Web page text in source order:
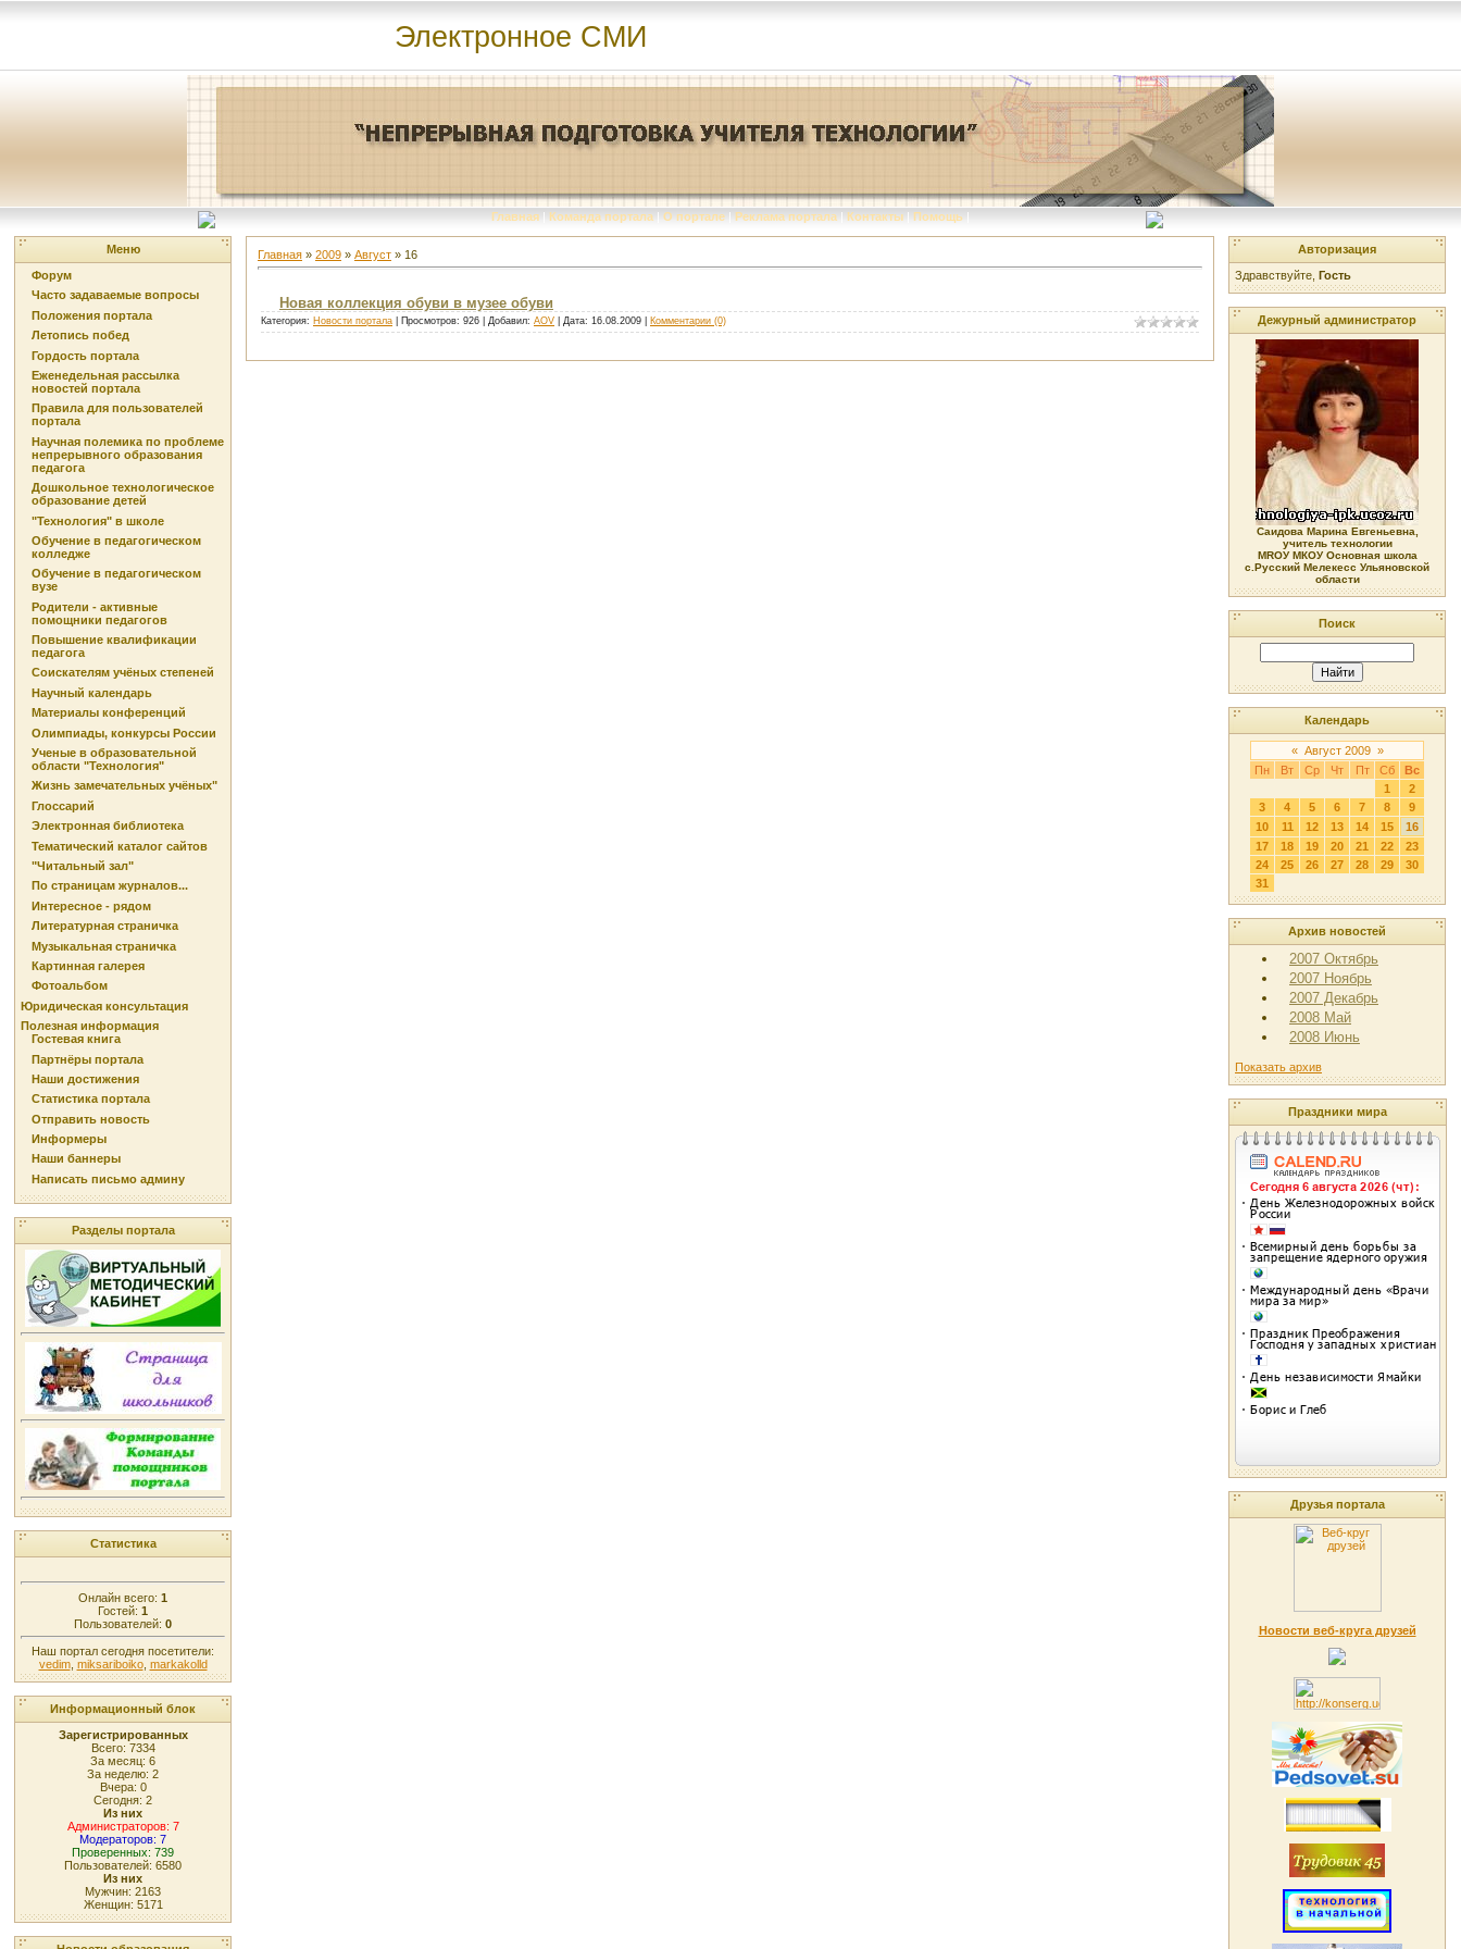
Электронное СМИ
Главная | Команда портала | О портале | Реклама портала | Контакты | Помощь |
Меню
Форум
Часто задаваемые вопросы
Положения портала
Летопись побед
Гордость портала
Еженедельная рассылка
новостей портала
Правила для пользователей
портала
Научная полемика по проблеме
непрерывного образования
педагога
Дошкольное технологическое
образование детей
"Технология" в школе
Обучение в педагогическом
колледже
Обучение в педагогическом
вузе
Родители - активные
помощники педагогов
Повышение квалификации
педагога
Соискателям учёных степеней
Научный календарь
Материалы конференций
Олимпиады, конкурсы России
Ученые в образовательной
области "Технология"
Жизнь замечательных учёных"
Глоссарий
Электронная библиотека
Тематический каталог сайтов
"Читальный зал"
По страницам журналов...
Интересное - рядом
Литературная страничка
Музыкальная страничка
Картинная галерея
Фотоальбом
Юридическая консультация
Полезная информация
Гостевая книга
Партнёры портала
Наши достижения
Статистика портала
Отправить новость
Информеры
Наши баннеры
Написать письмо админу
Разделы портала
Статистика
Онлайн всего: 1
Гостей: 1
Пользователей: 0
Наш портал сегодня посетители:
vedim, miksariboiko, markakolld
Информационный блок
Зарегистрированных
Всего: 7334
За месяц: 6
За неделю: 2
Вчера: 0
Сегодня: 2
Из них
Администраторов: 7
Модераторов: 7
Проверенных: 739
Пользователей: 6580
Из них
Мужчин: 2163
Женщин: 5171
Главная » 2009 » Август » 16
Новая коллекция обуви в музее обуви
Категория: Новости портала | Просмотров: 926 | Добавил: AOV | Дата: 16.08.2009 Комментарии (0)
Авторизация
Здравствуйте, Гость
Дежурный администратор
Саидова Марина Евгеньевна,
учитель технологии
МRОУ МКОУ Основная школа
с.Русский Мелекесс Ульяновской
области
Поиск
Календарь
« Август 2009 »
Пн
Вт Ср Чт Пт Сб
Вс
1
2
3
4 5 6 7 8
9
10
11 12 13 14 15
16
17
18 19 20 21 22
23
24
25 26 27 28 29
30
31
Архив новостей
2007 Октябрь
2007 Ноябрь
2007 Декабрь
2008 Май
2008 Июнь
Показать архив
Праздники мира
Друзья портала
Новости веб-круга друзей